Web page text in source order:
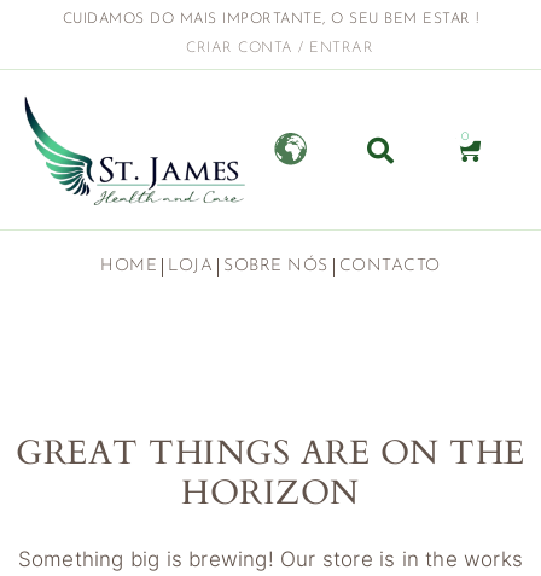
CUIDAMOS DO MAIS IMPORTANTE, O SEU BEM ESTAR !
CRIAR CONTA / ENTRAR
0
HOME LOJA SOBRE NÓS CONTACTO
GREAT THINGS ARE ON THE
HORIZON
Something big is brewing! Our store is in the works